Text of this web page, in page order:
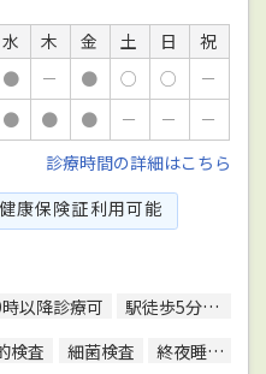
水 木 金 土 日
祝
● － ● ○ ○
－
● ● ● － －
－
診療時間の詳細はこちら
康保険証利用可能
以降診療可 駅徒歩5分圏内
検査 細菌検査 終夜睡眠ポリグラフ検査(PSG)